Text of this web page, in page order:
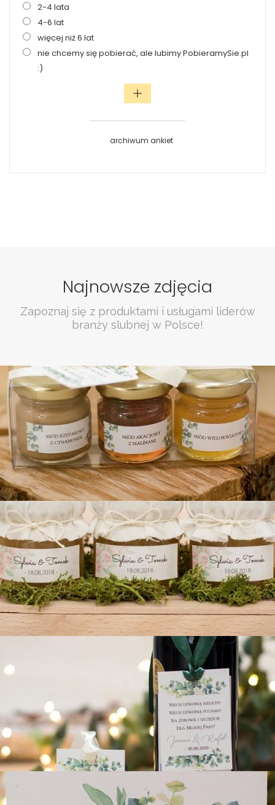
2-4 lata
4-6 lat
więcej niż 6 lat
nie chcemy się pobierać, ale lubimy PobieramySie.pl
:)
archiwum ankiet
Najnowsze zdjęcia
Zapoznaj się z produktami i usługami liderów
branży slubnej w Polsce!